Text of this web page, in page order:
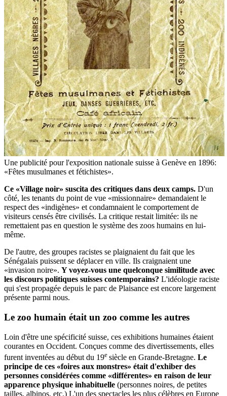
Une publicité pour l'exposition nationale suisse à Genève en 1896:
«Fêtes musulmanes et fétichistes».
Ce «Village noir» suscita des critiques dans deux camps. D'un
côté, les tenants du point de vue «missionnaire» demandaient le
respect des «indigènes» et condamnaient le comportement de
visiteurs censés être civilisés. La critique restait limitée: ils ne
remettaient pas en question le système des zoos humains en lui-
même.
De l'autre, des groupes racistes se plaignaient du fait que les
Sénégalais puissent se déplacer en ville. Ils craignaient une
«invasion noire». Y voyez-vous une quelconque similitude avec
les discours politiques suisses contemporains? L'idéologie raciste
qui s'est propagée depuis le parc de Plaisance est encore largement
présente parmi nous.
Le zoo humain était un zoo comme les autres
Loin d'être une spécificité suisse, ces exhibitions humaines étaient
courantes en Occident. Conçues comme des divertissements, elles
furent inventées au début du 19e siècle en Grande-Bretagne. Le
principe de ces «foires aux monstres» était d'exhiber des
personnes considérées comme «différentes» en raison de leur
apparence physique inhabituelle (personnes noires, de petites
tailles, albinos, etc.) L'un des spectacles les plus célèbres en Europe